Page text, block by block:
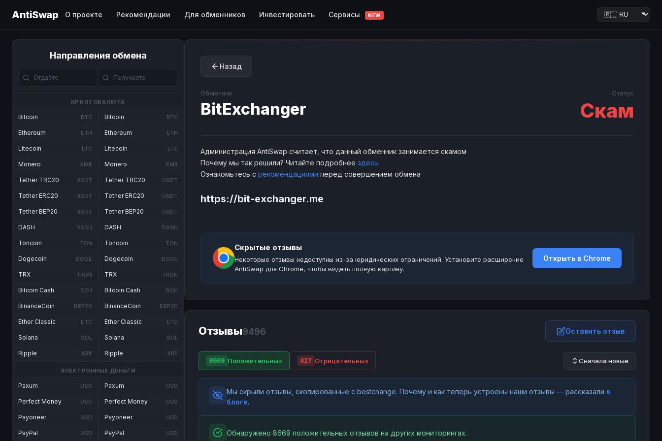
AntiSwap О проекте Рекомендации Для обменников Инвестировать Сервисы NEW
Направления обмена
КРИПТОВАЛЮТА
Bitcoin BTC
Ethereum ETH
Litecoin LTC
Monero XMR
Tether TRC20 USDT
Tether ERC20 USDT
Tether BEP20 USDT
DASH DASH
Toncoin TON
Dogecoin DOGE
TRX TRON
Bitcoin Cash BCH
BinanceCoin BEP20
Ether Classic ETC
Solana SOL
Ripple XRP
Bitcoin BTC
Ethereum ETH
Litecoin LTC
Monero XMR
Tether TRC20 USDT
Tether ERC20 USDT
Tether BEP20 USDT
DASH DASH
Toncoin TON
Dogecoin DOGE
TRX TRON
Bitcoin Cash BCH
BinanceCoin BEP20
Ether Classic ETC
Solana SOL
Ripple XRP
ЭЛЕКТРОННЫЕ ДЕНЬГИ
Paxum USD
Perfect Money USD
Payoneer USD
PayPal USD
Paxum USD
Perfect Money USD
Payoneer USD
PayPal USD
Назад
Обменник
BitExchanger
Статус
Скам
Администрация AntiSwap считает, что данный обменник занимается скамом
Почему мы так решили? Читайте подробнее здесь
Ознакомьтесь с рекомендациями перед совершением обмена
https://bit-exchanger.me
Скрытые отзывы
Некоторые отзывы недоступны из-за юридических ограничений. Установите расширение
AntiSwap для Chrome, чтобы видеть полную картину.
Открыть в Chrome
Отзывы9496 Оставить отзыв
8669 Положительных 827 Отрицательных Сначала новые
Мы скрыли отзывы, скопированные с bestchange. Почему и как теперь устроены наши отзывы — рассказали в
блоге.
Обнаружено 8669 положительных отзывов на других мониторингах.